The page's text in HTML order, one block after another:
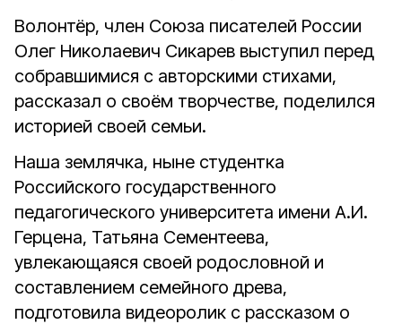
Волонтёр, член Союза писателей России
Олег Николаевич Сикарев выступил перед
собравшимися с авторскими стихами,
рассказал о своём творчестве, поделился
историей своей семьи.
Наша землячка, ныне студентка
Российского государственного
педагогического университета имени А.И.
Герцена, Татьяна Сементеева,
увлекающаяся своей родословной и
составлением семейного древа,
подготовила видеоролик с рассказом о